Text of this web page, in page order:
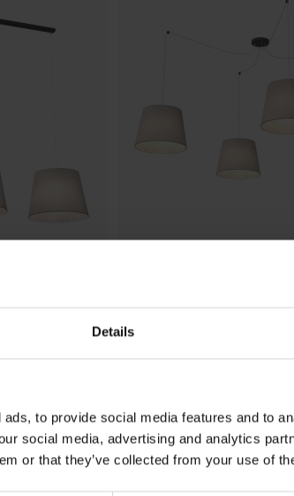
Details
to provide social media features and to
social media, advertising and analytics
or that they’ve collected from your use of
3 391 kr
Andra köpte även